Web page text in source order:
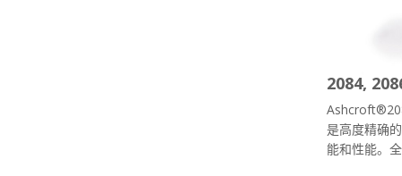
2084,
是高度精确
能和性能。